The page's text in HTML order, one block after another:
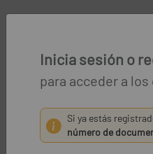
Inicia sesión o
para acceder a
Si ya estás
número de